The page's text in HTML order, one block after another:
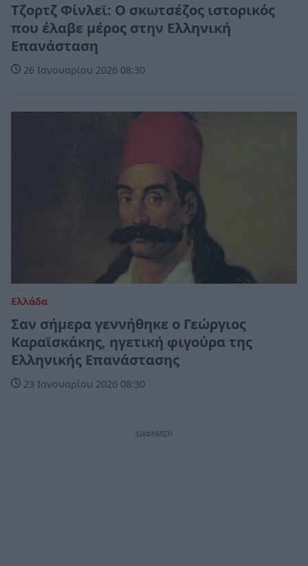
Τζορτζ Φίνλεϊ: Ο σκωτσέζος ιστορικός
που έλαβε μέρος στην Ελληνική
Επανάσταση
26 Ιανουαρίου 2026 08:30
Ελλάδα
Σαν σήμερα γεννήθηκε ο Γεώργιος
Καραϊσκάκης, ηγετική φιγούρα της
Ελληνικής Επανάστασης
23 Ιανουαρίου 2026 08:30